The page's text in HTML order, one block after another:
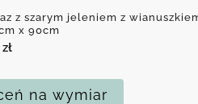
z szarym jeleniem z
x 90cm
zł
na wymiar